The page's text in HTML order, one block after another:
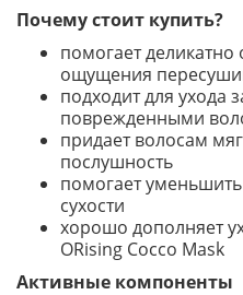
Почему стоит купить?
помогает деликатно
ощущения
подходит для ухода
поврежденными
придает волосам
послушность
помогает
сухости
хорошо дополняет
ORising Cocco Mask
Активные компоненты